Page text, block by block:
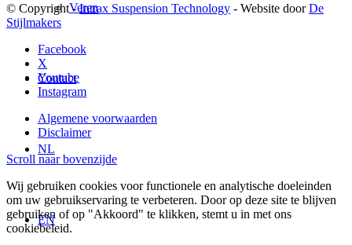
Veren
Contact
NL
EN
© Copyright -Intrax Suspension Technology - Website doorDe
Stijlmakers
Facebook
X
Youtube
Instagram
Algemene voorwaarden
Disclaimer
Scroll naar bovenzijde
Wij gebruiken cookies voor functionele en analytische doeleinden
om uw gebruikservaring te verbeteren. Door op deze site te blijven
gebruiken of op "Akkoord" te klikken, stemt u in met ons
cookiebeleid.